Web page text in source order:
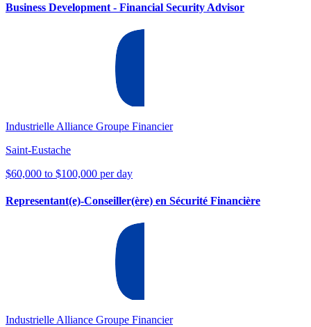
Business Development - Financial Security Advisor
Industrielle Alliance Groupe Financier
Saint-Eustache
$60,000 to $100,000 per day
Representant(e)-Conseiller(ère) en Sécurité Financière
Industrielle Alliance Groupe Financier